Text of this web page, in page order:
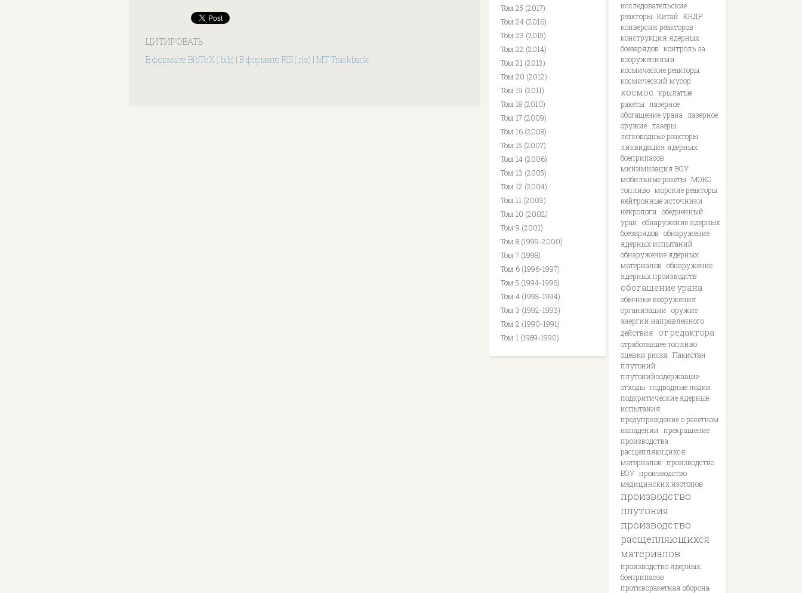
ЦИТИРОВАТЬ
В формате BibTeX (.bib) | В формате RIS (.ris) | MT Trackback
Том 25 (2017)
Том 24 (2016)
Том 23 (2015)
Том 22 (2014)
Том 21 (2013)
Том 20 (2012)
Том 19 (2011)
Том 18 (2010)
Том 17 (2009)
Том 16 (2008)
Том 15 (2007)
Том 14 (2006)
Том 13 (2005)
Том 12 (2004)
Том 11 (2003)
Том 10 (2002)
Том 9 (2001)
Том 8 (1999-2000)
Том 7 (1998)
Том 6 (1996-1997)
Том 5 (1994-1996)
Том 4 (1993-1994)
Том 3 (1992-1993)
Том 2 (1990-1991)
Том 1 (1989-1990)
исследовательские
реакторы Китай КНДР
конверсия реакторов
конструкция ядерных
боезарядов контроль за
вооружениями
космические реакторы
космический мусор
космос крылатые
ракеты
лазерное
обогащение урана
лазерное
оружие лазеры
легководные реакторы
ликвидация ядерных
боеприпасов
минимизация ВОУ
мобильные ракеты МОКС
топливо морские реакторы
нейтронные источники
некрологи обедненный
уран обнаружение ядерных
боезарядов обнаружение
ядерных испытаний
обнаружение ядерных
материалов обнаружение
ядерных производств
обогащение урана
обычные вооружения
организации оружие
энергии направленного
действия
от редактора
отработавшее топливо
оценки риска Пакистан
плутоний
плутонийсодержащие
отходы подводные лодки
подкритические ядерные
испытания
предупреждение о ракетном
нападении прекращение
производства
расщепляющихся
материалов производство
ВОУ производство
медицинских изотопов
производство
плутония
производство
расщепляющихся
материалов
производство ядерных
боеприпасов
противоракетная оборона